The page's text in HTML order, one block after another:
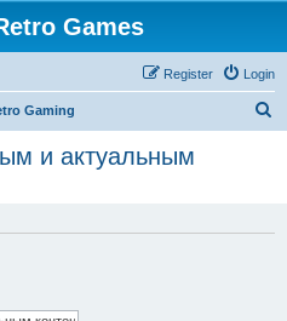
Games
Login
Register
Gaming
и актуальным